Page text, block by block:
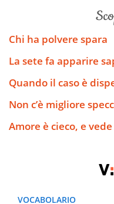
Chi ha polvere spara
La sete fa apparire
Quando il caso è
Non c’è migliore
Amore è cieco, e
VOCABOLARIO